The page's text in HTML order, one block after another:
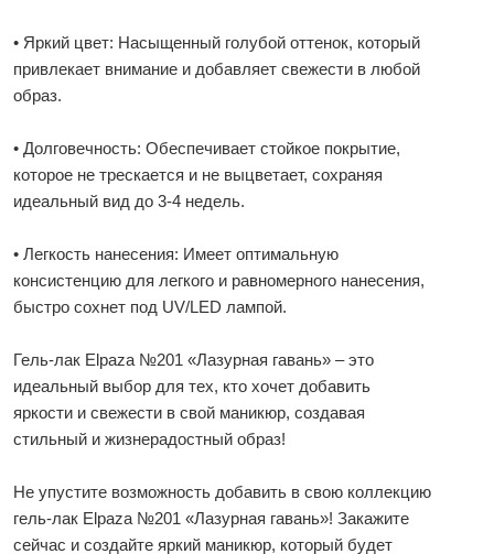
• Яркий цвет: Насыщенный голубой оттенок, который
привлекает внимание и добавляет свежести в любой
образ.
• Долговечность: Обеспечивает стойкое покрытие,
которое не трескается и не выцветает, сохраняя
идеальный вид до 3-4 недель.
• Легкость нанесения: Имеет оптимальную
консистенцию для легкого и равномерного нанесения,
быстро сохнет под UV/LED лампой.
Гель-лак Elpaza №201 «Лазурная гавань» – это
идеальный выбор для тех, кто хочет добавить
яркости и свежести в свой маникюр, создавая
стильный и жизнерадостный образ!
Не упустите возможность добавить в свою коллекцию
гель-лак Elpaza №201 «Лазурная гавань»! Закажите
сейчас и создайте яркий маникюр, который будет